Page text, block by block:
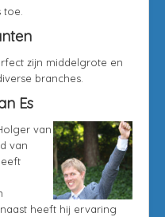
zijn middelgrote en
branches.
Es
van
van
heeft hij ervaring